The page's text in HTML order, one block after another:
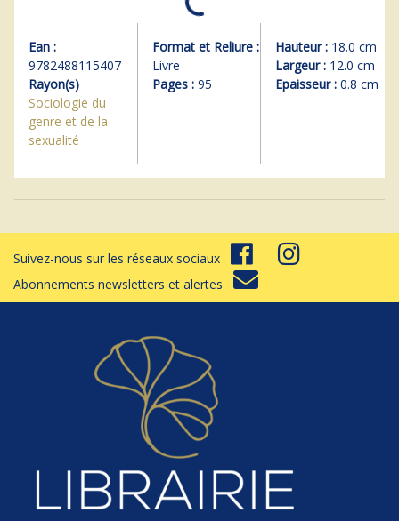
Ean :
9782488115407
Rayon(s)
Sociologie du
genre et de la
sexualité
Format et Reliure :
Livre
Pages :95
Hauteur : 18.0 cm
Largeur : 12.0 cm
Epaisseur : 0.8 cm
Suivez-nous sur les réseaux sociaux
Abonnements newsletters et alertes